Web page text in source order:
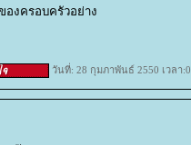
องครอบครัวอย่าง
วันที่: 28 กุมภาพันธ์ 2550 เวลา